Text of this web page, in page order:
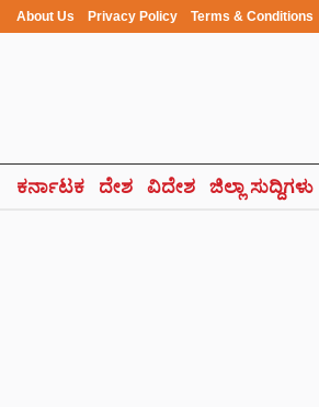
About Us Privacy Policy Terms & Conditions
ಕರ್ನಾಟಕ ದೇಶ ವಿದೇಶ ಜಿಲ್ಲಾ ಸುದ್ದಿಗಳು